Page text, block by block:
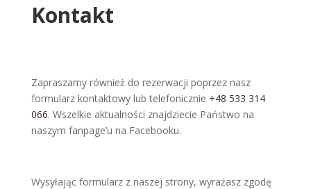
Kontakt
Zapraszamy również do rezerwacji poprzez nasz
formularz kontaktowy lub telefonicznie +48 533 314
066. Wszelkie aktualności znajdziecie Państwo na
naszym fanpage’u na Facebooku.
Wysyłając formularz z naszej strony, wyrażasz zgodę